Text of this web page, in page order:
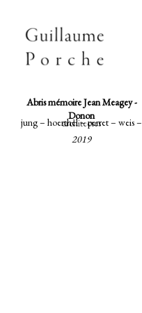
contenu
Abris mémoire Jean Meagey -
Donon
jung – hoerthel – perret – weis –
architectes
2019